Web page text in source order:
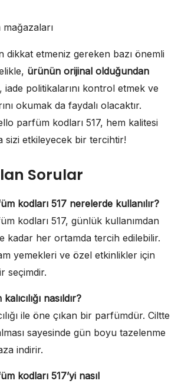
dikkat etmeniz gereken bazı önemli
ürünün orijinal olduğundan
iade politikalarını kontrol etmek ve
okumak da faydalı olacaktır.
parfüm kodları 517, hem kalitesi
sizi etkileyecek bir tercihtir!
Sorular
kodları 517 nerelerde kullanılır?
kodları 517, günlük kullanımdan
kadar her ortamda tercih edilebilir.
yemekleri ve özel etkinlikler için
seçimdir.
nasıldır?
ile öne çıkan bir parfümdür. Ciltte
sayesinde gün boyu tazelenme
indirir.
kodları 517’yi nasıl